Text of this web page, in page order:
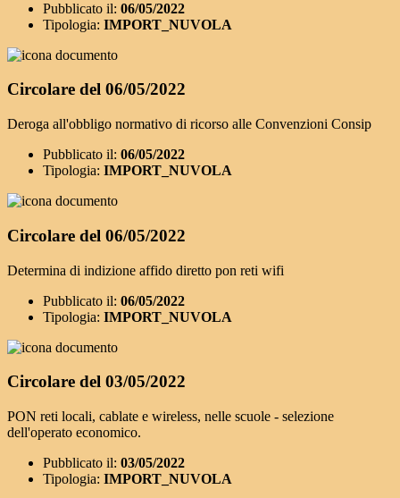
Pubblicato il: 06/05/2022
Tipologia: IMPORT_NUVOLA
Circolare del 06/05/2022
Deroga all'obbligo normativo di ricorso alle Convenzioni Consip
Pubblicato il: 06/05/2022
Tipologia: IMPORT_NUVOLA
Circolare del 06/05/2022
Determina di indizione affido diretto pon reti wifi
Pubblicato il: 06/05/2022
Tipologia: IMPORT_NUVOLA
Circolare del 03/05/2022
PON reti locali, cablate e wireless, nelle scuole - selezione
dell'operato economico.
Pubblicato il: 03/05/2022
Tipologia: IMPORT_NUVOLA